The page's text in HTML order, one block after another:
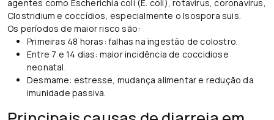
agentes como Escherichia coli (E. coli), rotavírus, coronavírus,
Clostridium e coccídios, especialmente o Isospora suis.
Os períodos de maior risco são:
Primeiras 48 horas: falhas na ingestão de colostro.
Entre 7 e 14 dias: maior incidência de coccidiose
neonatal.
Desmame: estresse, mudança alimentar e redução da
imunidade passiva.